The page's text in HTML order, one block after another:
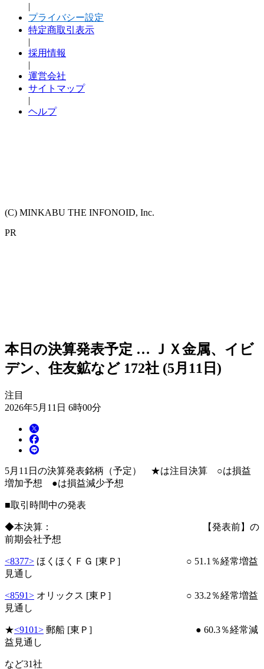
|
プライバシー設定
特定商取引表示
|
採用情報
|
運営会社
サイトマップ
|
ヘルプ
(C) MINKABU THE INFONOID, Inc.
PR
本日の決算発表予定 … ＪＸ金属、イビ
デン、住友鉱など 172社 (5月11日)
注目
2026年5月11日 6時00分
5月11日の決算発表銘柄（予定） ★は注目決算 ○は損益
増加予想 ●は損益減少予想
■取引時間中の発表
◆本決算： 【発表前】の
前期会社予想
<8377> ほくほくＦＧ [東Ｐ] ○ 51.1％経常増益
見通し
<8591> オリックス [東Ｐ] ○ 33.2％経常増益
見通し
★<9101> 郵船 [東Ｐ] ● 60.3％経常減
益見通し
など31社